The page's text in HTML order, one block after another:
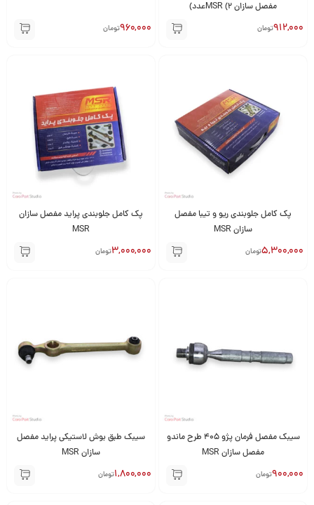
مفصل سازان MSR (2عدد)
912,000تومان 960,000تومان
پک کامل جلوبندی ریو و تیبا مفصل
سازان MSR
5,300,000تومان
پک کامل جلوبندی پراید مفصل سازان
MSR
3,000,000تومان
سیبک مفصل فرمان پژو 405 طرح ماندو
مفصل سازان MSR
900,000تومان
سیبک طبق بوش لاستیکی پراید مفصل
سازان MSR
1,800,000تومان